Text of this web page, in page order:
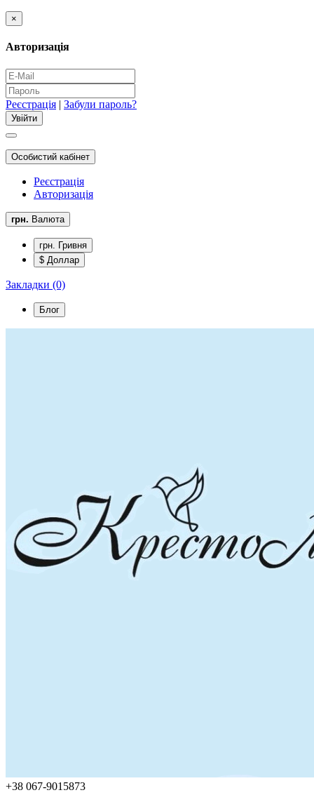
×
Авторизація
Реєстрація | Забули пароль?
Особистий кабінет
Реєстрація
Авторизація
грн. Валюта
грн. Гривня
$ Доллар
Закладки (0)
Блог
+38 067-9015873